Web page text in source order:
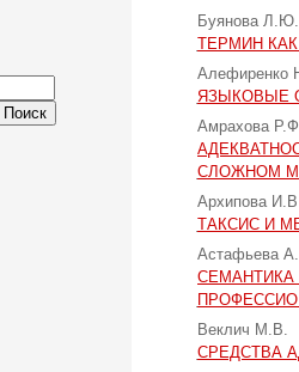
Поиск
Буянова
ТЕРМИН
Алефиренко
ЯЗЫКОВЫЕ
Амрахова
СЛОЖНОМ
Архипова
ТАКСИС И
Астафьева
СЕМАНТИКА
Веклич М.В.
СРЕДСТВА